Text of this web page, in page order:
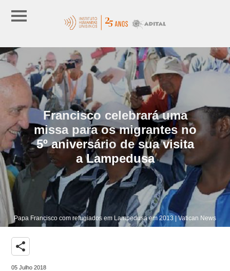
Francisco celebrará uma
missa para os migrantes no
5º aniversário de sua visita
a Lampedusa
Papa Francisco com refugiados em Lampedusa em 2013 | Vatican News
share
05 Julho 2018